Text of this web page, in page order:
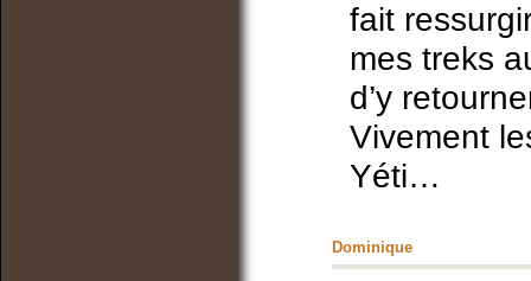
fait
mes treks
d’y
Vivement
Yéti…
Dominique